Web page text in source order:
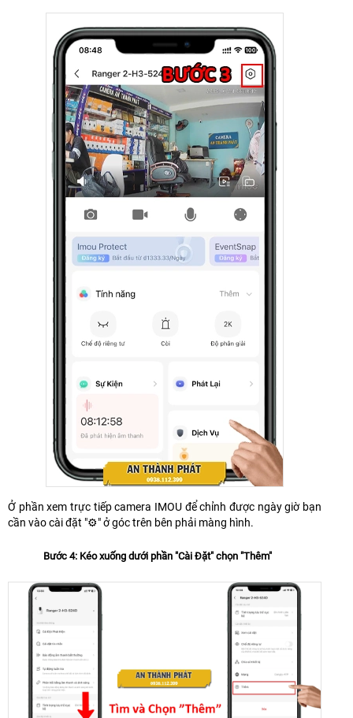
Ở phần xem trực tiếp camera IMOU để chỉnh được ngày giờ bạn
cần vào cài đặt "⚙" ở góc trên bên phải màng hình.
Bước 4: Kéo xuống dưới phần "Cài Đặt" chọn "Thêm"